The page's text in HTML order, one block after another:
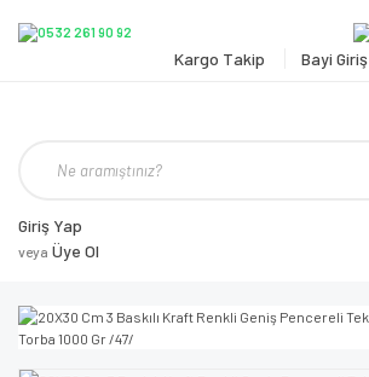
Kargo Takip Bayi Giriş
Giriş Yap
veya Üye Ol